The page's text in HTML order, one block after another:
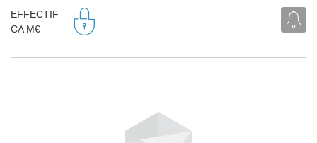
EFFECTIF
CA M€